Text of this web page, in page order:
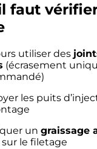
faut
utiliser des
(écrasement
les puits
un graissage
sur le filetage